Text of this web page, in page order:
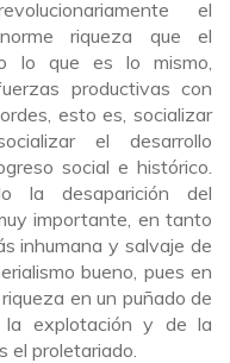
el
riqueza que el
lo que es lo mismo,
productivas con
esto es, socializar
el desarrollo
social e histórico.
la desaparición del
importante, en tanto
inhumana y salvaje de
bueno, pues en
en un puñado de
la explotación y de la
el proletariado.